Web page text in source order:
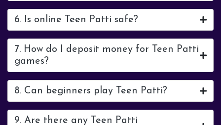
6. Is online Teen Patti safe?
7. How do I deposit money for Teen Patti
games?
8. Can beginners play Teen Patti?
9. Are there any Teen Patti